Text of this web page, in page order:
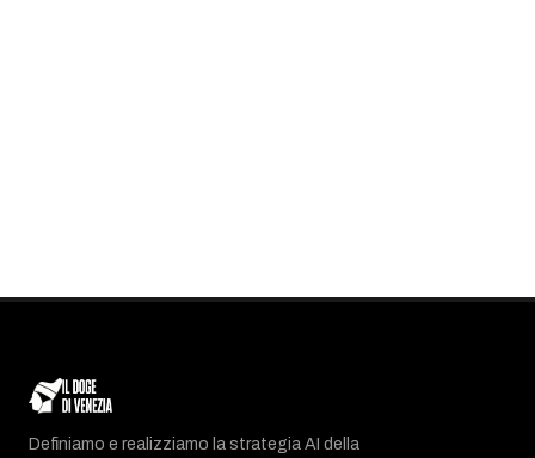
Definiamo e realizziamo la strategia AI della